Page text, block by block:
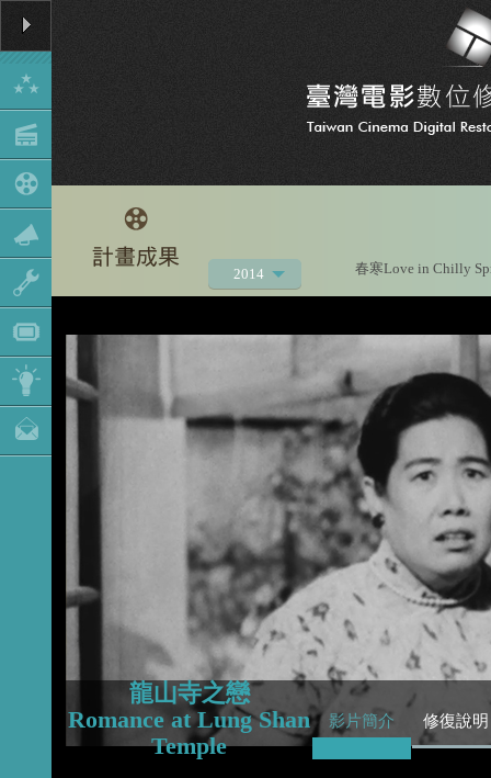
2014
2018
2015
2013
春寒Love in Chilly
龍山寺之戀
Romance at Lung Shan
Temple
影片簡介 修復說明